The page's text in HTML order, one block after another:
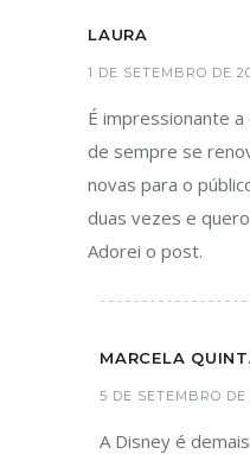
LAURA
1 DE SETEMBRO DE
É impressionante
de sempre se
novas para o
duas vezes e
Adorei o post.
MARCELA
5 DE SETEMBRO DE
A Disney é